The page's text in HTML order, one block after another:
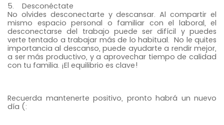
5. Desconéctate
No olvides desconectarte y descansar. Al compartir el
mismo espacio personal o familiar con el laboral, el
desconectarse del trabajo puede ser difícil y puedes
verte tentado a trabajar más de lo habitual. No le quites
importancia al descanso, puede ayudarte a rendir mejor,
a ser más productivo, y a aprovechar tiempo de calidad
con tu familia. ¡El equilibrio es clave!
Recuerda mantenerte positivo, pronto habrá un nuevo
día (: